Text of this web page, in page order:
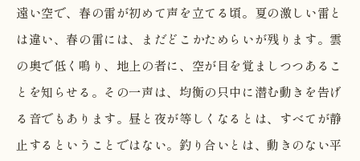
遠い空で、春の雷が初めて声を立てる頃。夏の激しい雷と
は違い、春の雷には、まだどこかためらいが残ります。雲
の奥で低く鳴り、地上の者に、空が目を覚ましつつあるこ
とを知らせる。その一声は、均衡の只中に潜む動きを告げ
る音でもあります。昼と夜が等しくなるとは、すべてが静
止するということではない。釣り合いとは、動きのない平